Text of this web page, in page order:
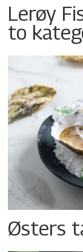
Lerøy
to
Østers